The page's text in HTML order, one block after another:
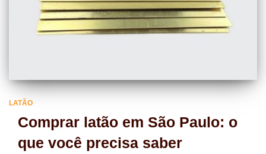
LATÃO
Comprar latão em São Paulo: o
que você precisa saber